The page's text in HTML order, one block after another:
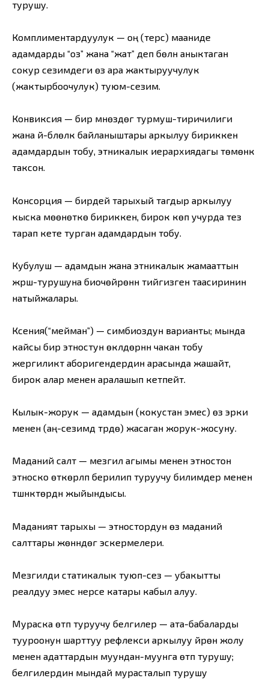
турушу.
Комплиментардуулук — оң (терс) мааниде
адамдарды “оз” жана “жат” деп бөлүүнү аныктаган
сокур сезимдеги өз ара жактыруучулук
(жактырбоочулук) туюм-сезим.
Конвиксия — бир мүнөздөгү турмуш-тиричилиги
жана үй-бүлөлүк байланыштары аркылуу бириккен
адамдардын тобу, этникалык иерархиядагы төмөнкү
таксон.
Консорция — бирдей тарыхый тагдыр аркылуу
кыска мөөнөткө бириккен, бирок көп учурда тез
тарап кете турган адамдардын тобу.
Кубулуш — адамдын жана этникалык жамааттын
жүрүш-турушуна биочөйрөнүн тийгизген таасиринин
натыйжалары.
Ксения(“мейман”) — симбиоздун варианты; мында
кайсы бир этностун өкүлдөрүнүн чакан тобу
жергиликтүү аборигендердин арасында жашайт,
бирок алар менен аралашып кетпейт.
Кылык-жорук — адамдын (кокустан эмес) өз эрки
менен (аң-сезимдүү түрдө) жасаган жорук-жосуну.
Маданий салт — мезгил агымы менен этностон
этноско өткөрүлүп берилип туруучу билимдер менен
түшүнүктөрдүн жыйындысы.
Маданият тарыхы — этностордун өз маданий
салттары жөнүндөгү эскермелери.
Мезгилди статикалык туюп-сезүү — убакытты
реалдуу эмес нерсе катары кабыл алуу.
Мураска өтүп туруучу белгилер — ата-бабаларды
тууроонун шарттуу рефлекси аркылуу үйрөнүү жолу
менен адаттардын муундан-муунга өтүп турушу;
белгилердин мындай мурасталып турушу